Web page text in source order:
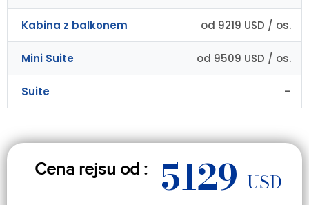
Kabina z balkonem od 9219 USD / os.
Mini Suite od 9509 USD / os.
Suite –
Cena rejsu od : 5129 USD